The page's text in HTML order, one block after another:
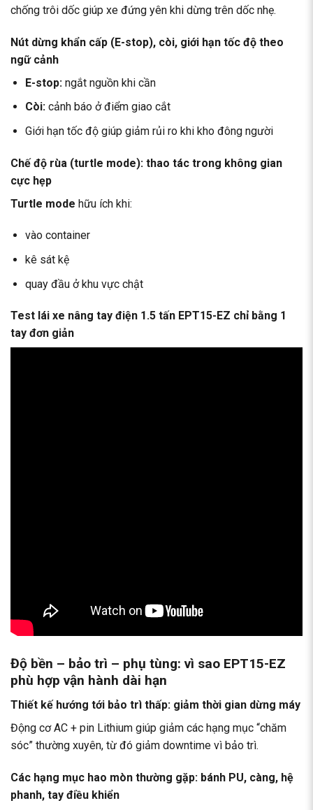
chống trôi dốc giúp xe đứng yên khi dừng trên dốc nhẹ.
Nút dừng khẩn cấp (E-stop), còi, giới hạn tốc độ theo
ngữ cảnh
E-stop:ngắt nguồn khi cần
Còi:cảnh báo ở điểm giao cắt
Giới hạn tốc độ giúp giảm rủi ro khi kho đông người
Chế độ rùa (turtle mode): thao tác trong không gian
cực hẹp
Turtle mode hữu ích khi:
vào container
kê sát kệ
quay đầu ở khu vực chật
Test lái xe nâng tay điện 1.5 tấn EPT15-EZ chỉ bằng 1
tay đơn giản
Độ bền – bảo trì – phụ tùng: vì sao EPT15-EZ
phù hợp vận hành dài hạn
Thiết kế hướng tới bảo trì thấp: giảm thời gian dừng máy
Động cơ AC + pin Lithium giúp giảm các hạng mục “chăm
sóc” thường xuyên, từ đó giảm downtime vì bảo trì.
Các hạng mục hao mòn thường gặp: bánh PU, càng, hệ
phanh, tay điều khiển